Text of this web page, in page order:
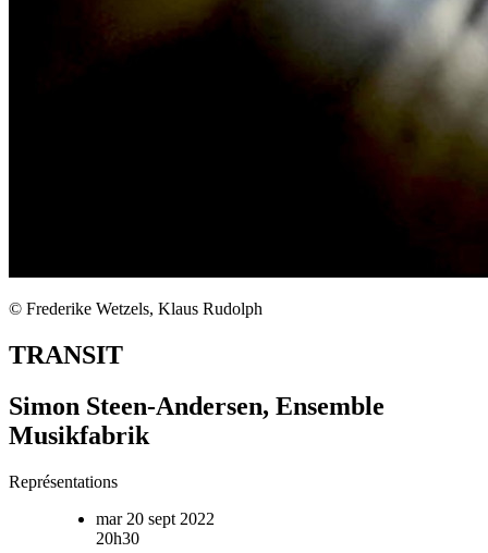
© Frederike Wetzels, Klaus Rudolph
TRANSIT
Simon Steen-Andersen, Ensemble
Musikfabrik
Représentations
mar 20 sept 2022
20h30